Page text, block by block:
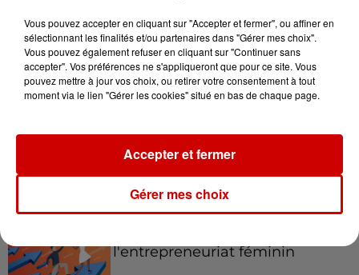
Destination Vacances : inscrivez-
vous !
Podcasts Voir plus
Kelly Massol, figure
l'entrepreneuriat féminin
Vous pouvez accepter en cliquant sur "Accepter et fermer", ou affiner en
sélectionnant les finalités et/ou partenaires dans "Gérer mes choix".
Vous pouvez également refuser en cliquant sur "Continuer sans
accepter". Vos préférences ne s'appliqueront que pour ce site. Vous
pouvez mettre à jour vos choix, ou retirer votre consentement à tout
moment via le lien "Gérer les cookies" situé en bas de chaque page.
Gérer mes choix
Accepter et fermer